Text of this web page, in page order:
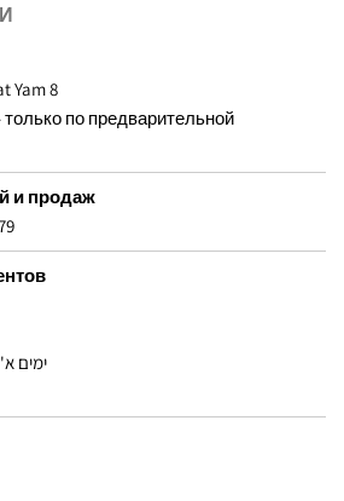
8 HaHistadrut Blvd., Kiryat Yam
по предварительной
и продаж:
ימים א'-ה'